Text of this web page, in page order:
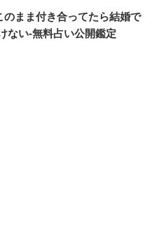
のまま付き合ってたら結婚で
ない-無料占い公開鑑定